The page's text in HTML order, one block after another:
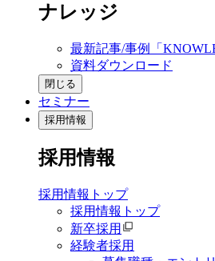
ナレッジ
最新記事/事例「
資料ダウンロード
閉じる
セミナー
採用情報
採用情報
採用情報トップ
採用情報トップ
新卒採用
経験者採用